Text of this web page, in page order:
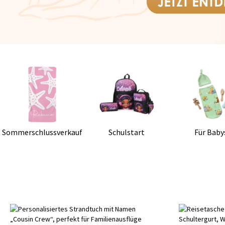
Sommerschlussverkauf Schulstart Für